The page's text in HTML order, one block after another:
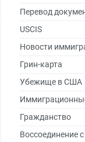
Перевод
USCIS
Новости
Грин-карта
Убежище в США
Гражданство
Воссоединение